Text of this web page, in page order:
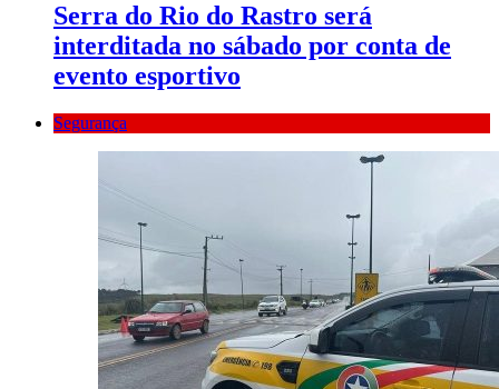
Serra do Rio do Rastro será
interditada no sábado por conta de
evento esportivo
Segurança